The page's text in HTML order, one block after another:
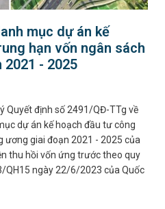
mục dự án kế
hạn vốn ngân sách
- 2025
Quyết định số 2491/QĐ-TTg về
dự án kế hoạch đầu tư công
giai đoạn 2021 - 2025 của
thu hồi vốn ứng trước theo quy
QH15 ngày 22/6/2023 của Quốc